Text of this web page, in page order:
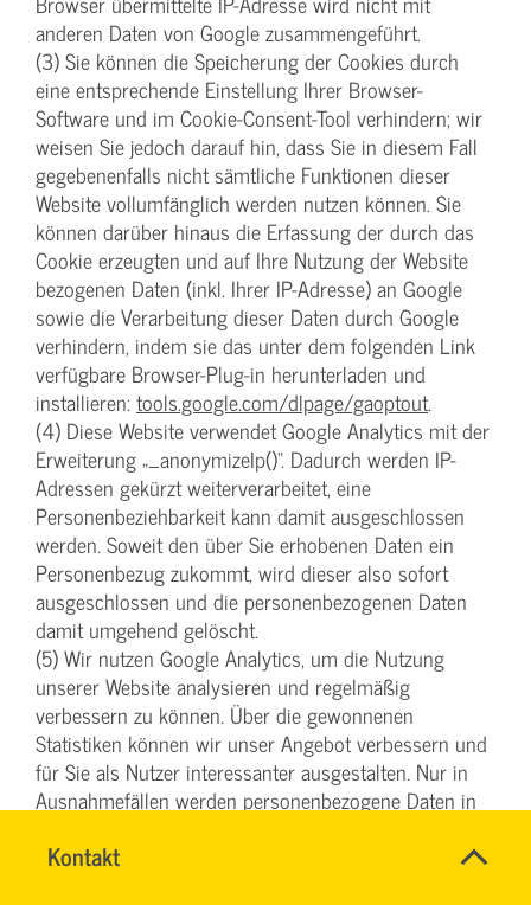
Kontakt
DENISE
Name*
anderen Daten von Google zusammengeführt.
(3) Sie können die Speicherung der Cookies durch
eine entsprechende Einstellung Ihrer Browser-
Software und im Cookie-Consent-Tool verhindern; wir
weisen Sie jedoch darauf hin, dass Sie in diesem Fall
gegebenenfalls nicht sämtliche Funktionen dieser
Website vollumfänglich werden nutzen können. Sie
können darüber hinaus die Erfassung der durch das
Cookie erzeugten und auf Ihre Nutzung der Website
bezogenen Daten (inkl. Ihrer IP-Adresse) an Google
sowie die Verarbeitung dieser Daten durch Google
verhindern, indem sie das unter dem folgenden Link
verfügbare Browser-Plug-in herunterladen und
installieren: tools.google.com/dlpage/gaoptout.
(4) Diese Website verwendet Google Analytics mit der
Erweiterung „_anonymizeIp()“. Dadurch werden IP-
Adressen gekürzt weiterverarbeitet, eine
Personenbeziehbarkeit kann damit ausgeschlossen
werden. Soweit den über Sie erhobenen Daten ein
Personenbezug zukommt, wird dieser also sofort
ausgeschlossen und die personenbezogenen Daten
damit umgehend gelöscht.
(5) Wir nutzen Google Analytics, um die Nutzung
unserer Website analysieren und regelmäßig
verbessern zu können. Über die gewonnenen
Statistiken können wir unser Angebot verbessern und
für Sie als Nutzer interessanter ausgestalten. Nur in
Ausnahmefällen werden personenbezogene Daten in
von Google Analytics ist der